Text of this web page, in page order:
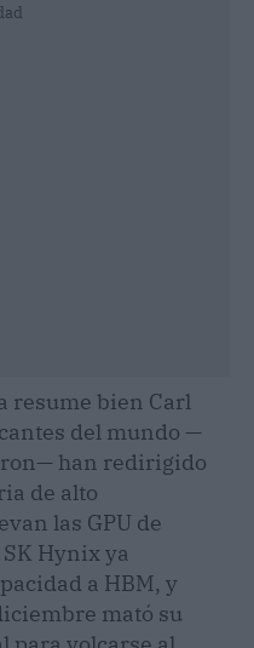
resume bien Carl
del mundo —
han redirigido
de alto
las GPU de
Hynix ya
a HBM, y
mató su